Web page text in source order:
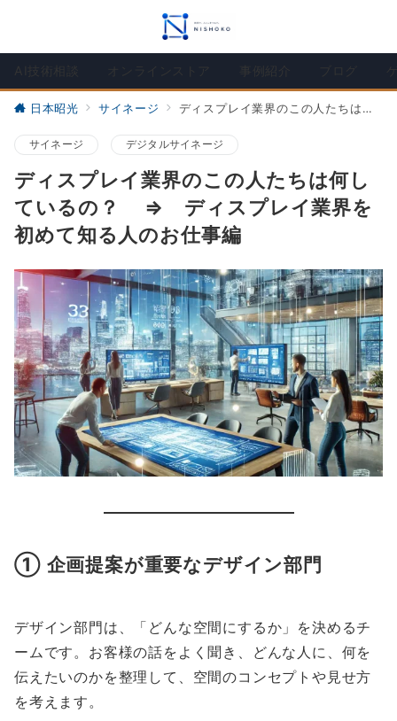
AI技術相談 オンラインストア 事例紹介 ブログ
日本昭光 サイネージ ディスプレイ業界のこの人たちは何しているの？ ⇒ ディスプレイ業界を初めて知る人のお仕事編
サイネージ デジタルサイネージ
ディスプレイ業界のこの人たちは何し
ているの？ ⇒ ディスプレイ業界を
初めて知る人のお仕事編
① 企画提案が重要なデザイン部門
デザイン部門は、「どんな空間にするか」を決めるチ
ームです。お客様の話をよく聞き、どんな人に、何を
伝えたいのかを整理して、空間のコンセプトや見せ方
を考えます。